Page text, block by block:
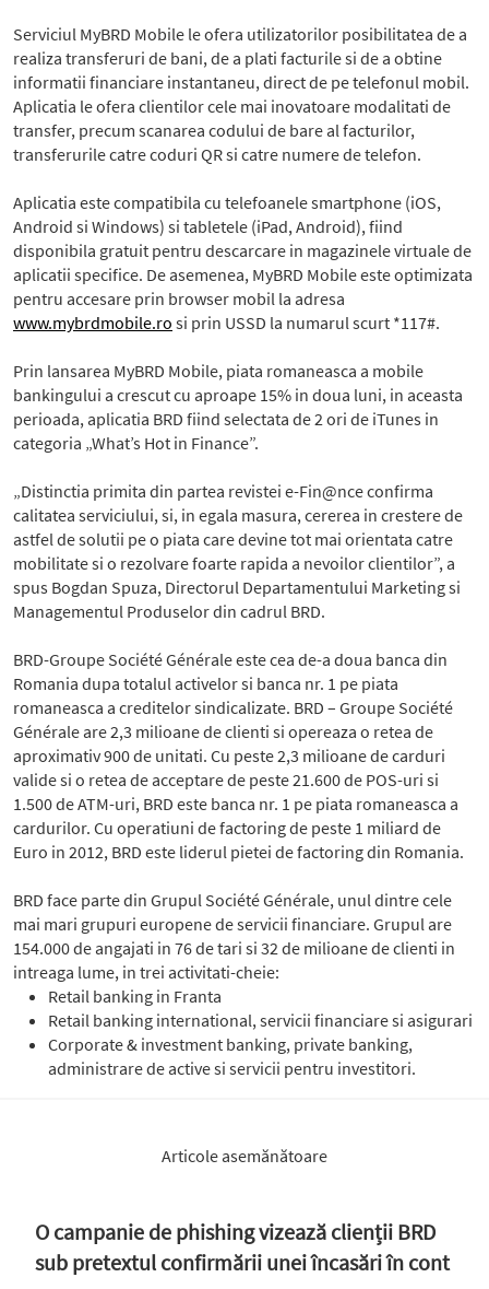
Serviciul MyBRD Mobile le ofera utilizatorilor posibilitatea de a
realiza transferuri de bani, de a plati facturile si de a obtine
informatii financiare instantaneu, direct de pe telefonul mobil.
Aplicatia le ofera clientilor cele mai inovatoare modalitati de
transfer, precum scanarea codului de bare al facturilor,
transferurile catre coduri QR si catre numere de telefon.
Aplicatia este compatibila cu telefoanele smartphone (iOS,
Android si Windows) si tabletele (iPad, Android), fiind
disponibila gratuit pentru descarcare in magazinele virtuale de
aplicatii specifice. De asemenea, MyBRD Mobile este optimizata
pentru accesare prin browser mobil la adresa
www.mybrdmobile.ro si prin USSD la numarul scurt *117#.
Prin lansarea MyBRD Mobile, piata romaneasca a mobile
bankingului a crescut cu aproape 15% in doua luni, in aceasta
perioada, aplicatia BRD fiind selectata de 2 ori de iTunes in
categoria „What’s Hot in Finance”.
„Distinctia primita din partea revistei e-Fin@nce confirma
calitatea serviciului, si, in egala masura, cererea in crestere de
astfel de solutii pe o piata care devine tot mai orientata catre
mobilitate si o rezolvare foarte rapida a nevoilor clientilor”, a
spus Bogdan Spuza, Directorul Departamentului Marketing si
Managementul Produselor din cadrul BRD.
BRD-Groupe Société Générale este cea de-a doua banca din
Romania dupa totalul activelor si banca nr. 1 pe piata
romaneasca a creditelor sindicalizate. BRD – Groupe Société
Générale are 2,3 milioane de clienti si opereaza o retea de
aproximativ 900 de unitati. Cu peste 2,3 milioane de carduri
valide si o retea de acceptare de peste 21.600 de POS-uri si
1.500 de ATM-uri, BRD este banca nr. 1 pe piata romaneasca a
cardurilor. Cu operatiuni de factoring de peste 1 miliard de
Euro in 2012, BRD este liderul pietei de factoring din Romania.
BRD face parte din Grupul Société Générale, unul dintre cele
mai mari grupuri europene de servicii financiare. Grupul are
154.000 de angajati in 76 de tari si 32 de milioane de clienti in
intreaga lume, in trei activitati-cheie:
Retail banking in Franta
Retail banking international, servicii financiare si asigurari
Corporate & investment banking, private banking,
administrare de active si servicii pentru investitori.
Articole asemănătoare
O campanie de phishing vizează clienții BRD
sub pretextul confirmării unei încasări în cont